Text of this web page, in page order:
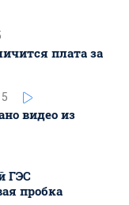
плата за
5
видео из
ГЭС
пробка